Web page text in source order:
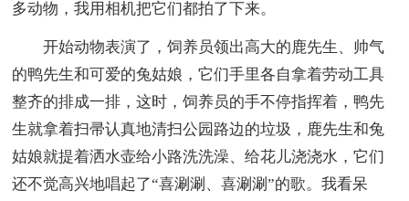
多动物，我用相机把它们都拍了下来。
开始动物表演了，饲养员领出高大的鹿先生、帅气
的鸭先生和可爱的兔姑娘，它们手里各自拿着劳动工具
整齐的排成一排，这时，饲养员的手不停指挥着，鸭先
生就拿着扫帚认真地清扫公园路边的垃圾，鹿先生和兔
姑娘就提着洒水壶给小路洗洗澡、给花儿浇浇水，它们
还不觉高兴地唱起了“喜涮涮、喜涮涮”的歌。我看呆